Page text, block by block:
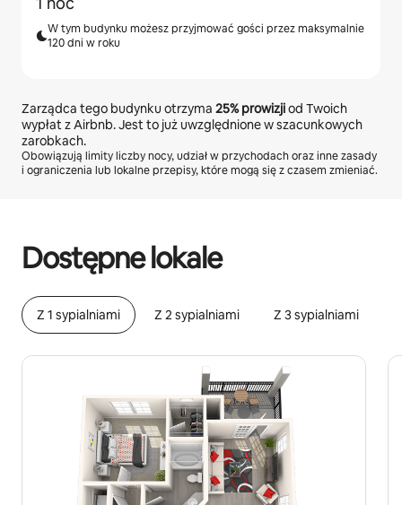
W tym budynku możesz przyjmować gości przez maksymalnie
120 dni w roku
Zarządca tego budynku otrzyma 25%prowizjiod Twoich
wypłat z Airbnb. Jest to już uwzględnione w szacunkowych
zarobkach.
Obowiązują limity liczby nocy, udział w przychodach oraz inne zasady
i ograniczenia lub lokalne przepisy, które mogą się z czasem zmieniać.
Dostępne lokale
Z 1 sypialniami Z 2 sypialniami Z 3 sypialniami